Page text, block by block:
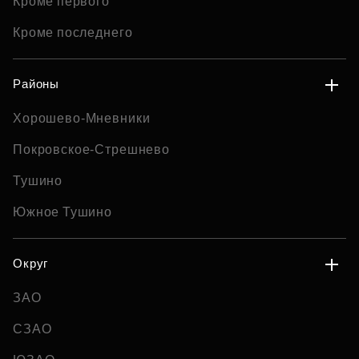
Кроме последнего
Районы
Хорошево-Мневники
Покровское-Стрешнево
Тушино
Южное Тушино
Округ
ЗАО
СЗАО